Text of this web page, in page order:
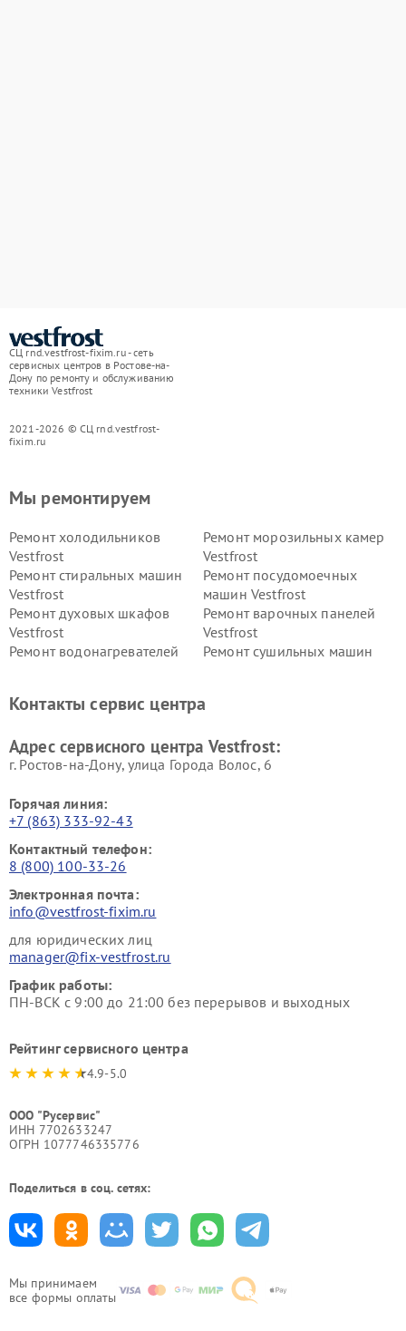
СЦ rnd.vestfrost-fixim.ru - сеть
сервисных центров в Ростове-на-
Дону по ремонту и обслуживанию
техники Vestfrost
2021-2026 © СЦ rnd.vestfrost-
fixim.ru
Мы принимаем
все формы оплаты
Мы ремонтируем
Ремонт холодильников
Vestfrost
Ремонт морозильных камер
Vestfrost
Ремонт стиральных машин
Vestfrost
Ремонт посудомоечных
машин Vestfrost
Ремонт духовых шкафов
Vestfrost
Ремонт варочных панелей
Vestfrost
Ремонт водонагревателей
Ремонт сушильных машин
Vestfrost
Контакты сервис центра
Адрес сервисного центра Vestfrost:
г. Ростов-на-Дону, улица Города Волос, 6
Горячая линия:
+7 (863) 333-92-43
Контактный телефон:
8 (800) 100-33-26
Электронная почта:
info@vestfrost-fixim.ru
для юридических лиц
manager@fix-vestfrost.ru
График работы:
ПН-ВСК с 9:00 до 21:00 без перерывов и выходных
Рейтинг сервисного центра
4.9-5.0
ООО "Русервис"
ИНН 7702633247
ОГРН 1077746335776
Поделиться в соц. сетях: